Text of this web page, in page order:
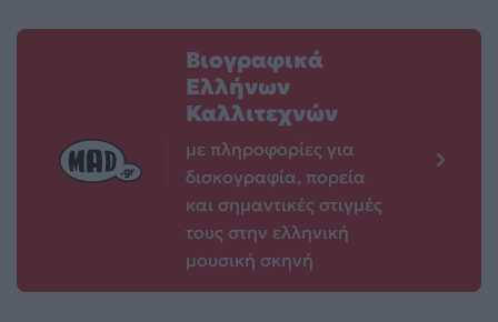
Βιογραφικά
Ελλήνων
Καλλιτεχνών
με πληροφορίες για
δισκογραφία, πορεία
και σημαντικές στιγμές
τους στην ελληνική
μουσική σκηνή